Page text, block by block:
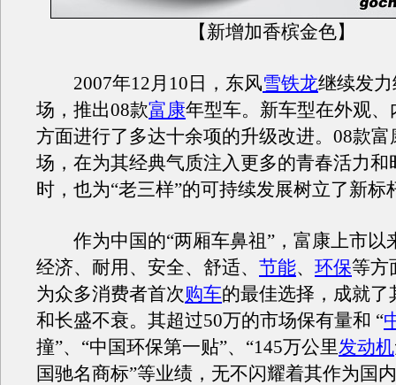
【新增加香槟金色】
2007年12月10日，东风雪铁龙继续发
场，推出08款富康年型车。新车型在外观、
方面进行了多达十余项的升级改进。08款富
场，在为其经典气质注入更多的青春活力和
时，也为“老三样”的可持续发展树立了新标
作为中国的“两厢车鼻祖”，富康上市以
经济、耐用、安全、舒适、 节能、 环保等方
为众多消费者首次购车的最佳选择，成就了
和长盛不衰。其超过50万的市场保有量和 “
撞”、“中国环保第一贴”、“145万公里发动机
国驰名商标”等业绩，无不闪耀着其作为国